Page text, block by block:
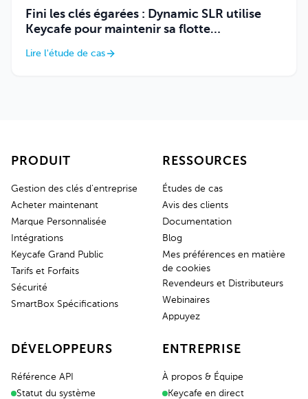
Fini les clés égarées : Dynamic SLR utilise
Keycafe pour maintenir sa flotte
Lire l'étude de cas
PRODUIT
Gestion des clés d'entreprise
Acheter maintenant
Marque Personnalisée
Intégrations
Keycafe Grand Public
Tarifs et Forfaits
Sécurité
SmartBox Spécifications
RESSOURCES
Études de cas
Avis des clients
Documentation
Blog
Mes préférences en matière
de cookies
Revendeurs et Distributeurs
Webinaires
Appuyez
DÉVELOPPEURS
Référence API
Statut du système
ENTREPRISE
À propos & Équipe
Keycafe en direct